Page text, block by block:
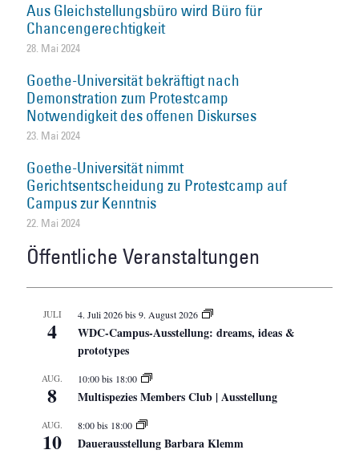
Aus Gleichstellungsbüro wird Büro für
Chancengerechtigkeit
28. Mai 2024
Goethe-Universität bekräftigt nach
Demonstration zum Protestcamp
Notwendigkeit des offenen Diskurses
23. Mai 2024
Goethe-Universität nimmt
Gerichtsentscheidung zu Protestcamp auf
Campus zur Kenntnis
22. Mai 2024
Öffentliche Veranstaltungen
JULI
4
4. Juli 2026bis9. August 2026
WDC-Campus-Ausstellung: dreams, ideas &
prototypes
AUG.
8
10:00bis 18:00
Multispezies Members Club | Ausstellung
AUG.
10
8:00bis 18:00
Dauerausstellung Barbara Klemm